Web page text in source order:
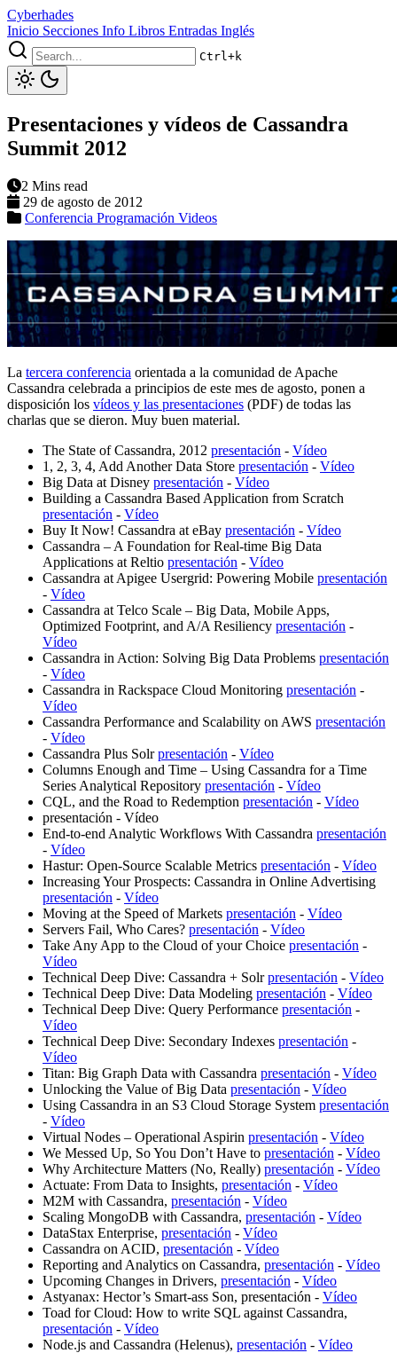
Cyberhades
Inicio Secciones Info Libros Entradas Inglés
Ctrl+k
Presentaciones y vídeos de Cassandra
Summit 2012
2 Mins read
29 de agosto de 2012
Conferencia Programación Videos
La tercera conferencia orientada a la comunidad de Apache
Cassandra celebrada a principios de este mes de agosto, ponen a
disposición los vídeos y las presentaciones (PDF) de todas las
charlas que se dieron. Muy buen material.
The State of Cassandra, 2012 presentación - Vídeo
1, 2, 3, 4, Add Another Data Store presentación - Vídeo
Big Data at Disney presentación - Vídeo
Building a Cassandra Based Application from Scratch
presentación - Vídeo
Buy It Now! Cassandra at eBay presentación - Vídeo
Cassandra – A Foundation for Real-time Big Data
Applications at Reltio presentación - Vídeo
Cassandra at Apigee Usergrid: Powering Mobile presentación
- Vídeo
Cassandra at Telco Scale – Big Data, Mobile Apps,
Optimized Footprint, and A/A Resiliency presentación -
Vídeo
Cassandra in Action: Solving Big Data Problems presentación
- Vídeo
Cassandra in Rackspace Cloud Monitoring presentación -
Vídeo
Cassandra Performance and Scalability on AWS presentación
- Vídeo
Cassandra Plus Solrpresentación - Vídeo
Columns Enough and Time – Using Cassandra for a Time
Series Analytical Repository presentación - Vídeo
CQL, and the Road to Redemption presentación - Vídeo
presentación - Vídeo
End-to-end Analytic Workflows With Cassandra presentación
- Vídeo
Hastur: Open-Source Scalable Metrics presentación - Vídeo
Increasing Your Prospects: Cassandra in Online Advertising
presentación - Vídeo
Moving at the Speed of Markets presentación - Vídeo
Servers Fail, Who Cares? presentación - Vídeo
Take Any App to the Cloud of your Choice presentación -
Vídeo
Technical Deep Dive: Cassandra + Solrpresentación - Vídeo
Technical Deep Dive: Data Modeling presentación - Vídeo
Technical Deep Dive: Query Performance presentación -
Vídeo
Technical Deep Dive: Secondary Indexes presentación -
Vídeo
Titan: Big Graph Data with Cassandra presentación - Vídeo
Unlocking the Value of Big Data presentación - Vídeo
Using Cassandra in an S3 Cloud Storage System presentación
- Vídeo
Virtual Nodes – Operational Aspirin presentación - Vídeo
We Messed Up, So You Don’t Have to presentación - Vídeo
Why Architecture Matters (No, Really) presentación - Vídeo
Actuate: From Data to Insights, presentación - Vídeo
M2M with Cassandra, presentación - Vídeo
Scaling MongoDB with Cassandra, presentación - Vídeo
DataStax Enterprise, presentación - Vídeo
Cassandra on ACID, presentación - Vídeo
Reporting and Analytics on Cassandra, presentación - Vídeo
Upcoming Changes in Drivers, presentación - Vídeo
Astyanax: Hector’s Smart-ass Son, presentación - Vídeo
Toad for Cloud: How to write SQL against Cassandra,
presentación - Vídeo
Node.js and Cassandra (Helenus), presentación - Vídeo